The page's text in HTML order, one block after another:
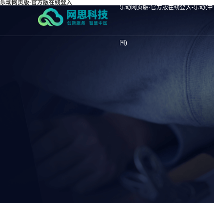
乐动网页版·官方版在线登入
乐动网页版·官方版在线登入-乐动(中
国)